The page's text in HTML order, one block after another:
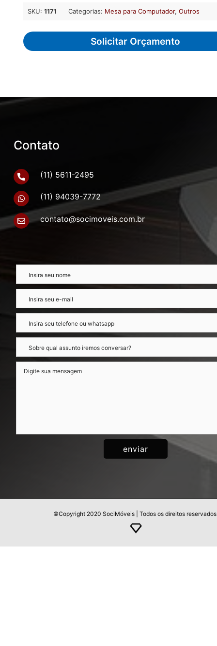
Solicitar Orçamento
SKU: 1171 Categorias: Mesa para Computador, Outros
Contato
(11) 5611-2495
(11) 94039-7772
contato@socimoveis.com.br
©Copyright 2020 SociMóveis | Todos os direitos